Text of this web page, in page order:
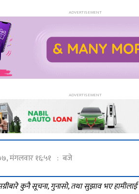
मंगलवार १६:५१ : बजे
कुनै सूचना, गुनासो, तथा सुझाव भए हामीलाई